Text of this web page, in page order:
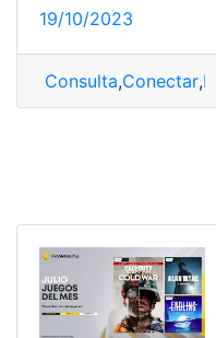
19/10/2023
Consulta,Conectar,